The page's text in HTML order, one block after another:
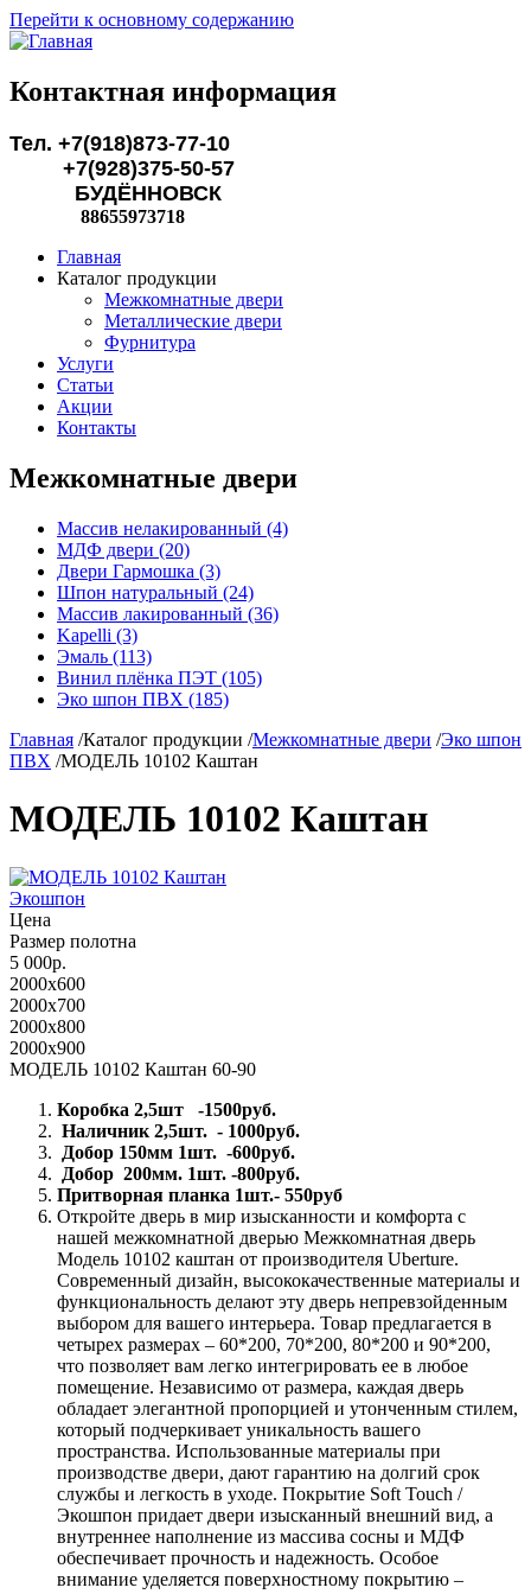
Перейти к основному содержанию
Контактная информация
Тел. +7(918)873-77-10
+7(928)375-50-57
БУДЁННОВСК
88655973718
Главная
Каталог продукции
Межкомнатные двери
Металлические двери
Фурнитура
Услуги
Статьи
Акции
Контакты
Межкомнатные двери
Массив нелакированный (4)
МДФ двери (20)
Двери Гармошка (3)
Шпон натуральный (24)
Массив лакированный (36)
Kapelli (3)
Эмаль (113)
Винил плёнка ПЭТ (105)
Эко шпон ПВХ (185)
Главная /Каталог продукции /Межкомнатные двери /Эко шпон
ПВХ /МОДЕЛЬ 10102 Каштан
МОДЕЛЬ 10102 Каштан
Экошпон
Цена
Размер полотна
5 000р.
2000x600
2000x700
2000x800
2000x900
МОДЕЛЬ 10102 Каштан 60-90
Коробка 2,5шт -1500руб.
Наличник 2,5шт. - 1000руб.
Добор 150мм 1шт. -600руб.
Добор 200мм. 1шт. -800руб.
Притворная планка 1шт.- 550руб
Откройте дверь в мир изысканности и комфорта с
нашей межкомнатной дверью Межкомнатная дверь
Модель 10102 каштан от производителя Uberture.
Современный дизайн, высококачественные материалы и
функциональность делают эту дверь непревзойденным
выбором для вашего интерьера. Товар предлагается в
четырех размерах – 60*200, 70*200, 80*200 и 90*200,
что позволяет вам легко интегрировать ее в любое
помещение. Независимо от размера, каждая дверь
обладает элегантной пропорцией и утонченным стилем,
который подчеркивает уникальность вашего
пространства. Использованные материалы при
производстве двери, дают гарантию на долгий срок
службы и легкость в уходе. Покрытие Soft Touch /
Экошпон придает двери изысканный внешний вид, а
внутреннее наполнение из массива сосны и МДФ
обеспечивает прочность и надежность. Особое
внимание уделяется поверхностному покрытию –